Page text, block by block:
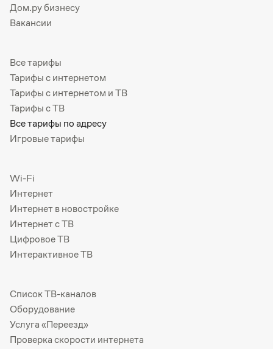
Дом.ру бизнесу
Вакансии
Все тарифы
Тарифы с интернетом
Тарифы с интернетом и ТВ
Тарифы с ТВ
Все тарифы по адресу
Игровые тарифы
Wi-Fi
Интернет
Интернет в новостройке
Интернет с ТВ
Цифровое ТВ
Интерактивное ТВ
Список ТВ-каналов
Оборудование
Услуга «Переезд»
Проверка скорости интернета